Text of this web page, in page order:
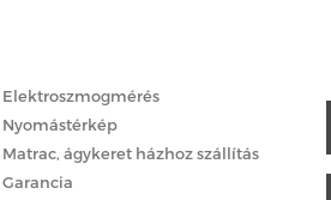
Elektroszmogmérés
Nyomástérkép
Matrac, ágykeret házhoz szállítás
Garancia